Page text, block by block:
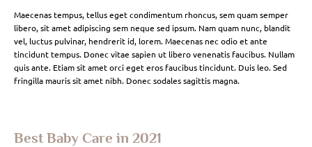
Maecenas tempus, tellus eget condimentum rhoncus, sem quam semper
libero, sit amet adipiscing sem neque sed ipsum. Nam quam nunc, blandit
vel, luctus pulvinar, hendrerit id, lorem. Maecenas nec odio et ante
tincidunt tempus. Donec vitae sapien ut libero venenatis faucibus. Nullam
quis ante. Etiam sit amet orci eget eros faucibus tincidunt. Duis leo. Sed
fringilla mauris sit amet nibh. Donec sodales sagittis magna.
Best Baby Care in 2021